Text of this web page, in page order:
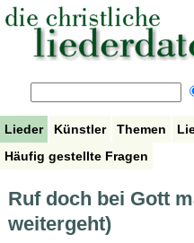
Lieder Künstler Themen
Häufig gestellte Fragen
Ruf doch bei Gott
weitergeht)